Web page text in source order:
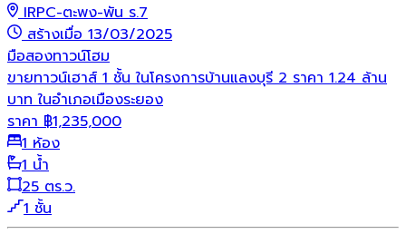
IRPC-ตะพง-พัน ร.7
สร้างเมื่อ 13/03/2025
มือสองทาวน์โฮม
ขายทาวน์เฮาส์ 1 ชั้น ในโครงการบ้านแลงบุรี 2 ราคา 1.24 ล้าน
บาท ในอำเภอเมืองระยอง
ราคา ฿1,235,000
1 ห้อง
1 น้ำ
25 ตร.ว.
1 ชั้น